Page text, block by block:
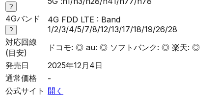
?
4Gバンド
?
4G FDD LTE : Band
1/2/3/4/5/7/8/12/13/17/18/19/26/28
対応回線
(目安)
ドコモ: ◎ au: ◎ ソフトバンク: ◎ 楽天: ◎
発売日
2025年12月4日
通常価格
-
公式サイト 開く